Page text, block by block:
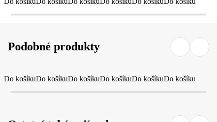
Podobné produkty
Do košíkuDo košíkuDo košíkuDo košíkuDo košíkuDo košíku